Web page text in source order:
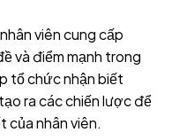
viên cung cấp
và điểm mạnh trong
tổ chức nhận biết
ra các chiến lược để
của nhân viên.